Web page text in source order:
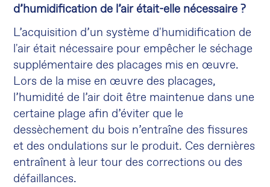
d’humidification de l’air était-elle nécessaire ?
L’acquisition d’un système d'humidification de
l'air était nécessaire pour empêcher le séchage
supplémentaire des placages mis en œuvre.
Lors de la mise en œuvre des placages,
l’humidité de l’air doit être maintenue dans une
certaine plage afin d’éviter que le
dessèchement du bois n’entraîne des fissures
et des ondulations sur le produit. Ces dernières
entraînent à leur tour des corrections ou des
défaillances.